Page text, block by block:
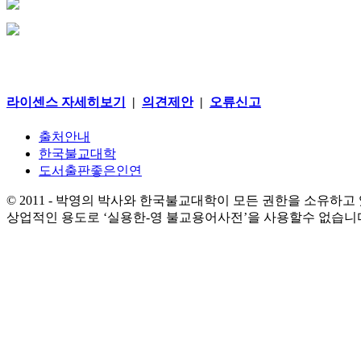
라이센스 자세히보기 | 의견제안| 오류신고
출처안내
한국불교대학
도서출판좋은인연
© 2011 - 박영의 박사와 한국불교대학이 모든 권한을 소유하고
상업적인 용도로 ‘실용한-영 불교용어사전’을 사용할수 없습니